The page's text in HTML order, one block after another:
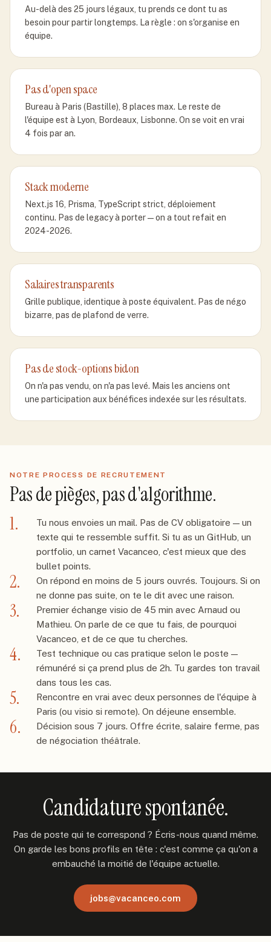
Au-delà des 25 jours légaux, tu prends ce dont tu as
besoin pour partir longtemps. La règle : on s'organise en
équipe.
Pas d'open space
Bureau à Paris (Bastille), 8 places max. Le reste de
l'équipe est à Lyon, Bordeaux, Lisbonne. On se voit en vrai
4 fois par an.
Stack moderne
Next.js 16, Prisma, TypeScript strict, déploiement
continu. Pas de legacy à porter — on a tout refait en
2024-2026.
Salaires transparents
Grille publique, identique à poste équivalent. Pas de négo
bizarre, pas de plafond de verre.
Pas de stock-options bidon
On n'a pas vendu, on n'a pas levé. Mais les anciens ont
une participation aux bénéfices indexée sur les résultats.
NOTRE PROCESS DE RECRUTEMENT
Pas de pièges, pas d'algorithme.
1.
Tu nous envoies un mail. Pas de CV obligatoire — un
texte qui te ressemble suffit. Si tu as un GitHub, un
portfolio, un carnet Vacanceo, c'est mieux que des
bullet points.
2.
On répond en moins de 5 jours ouvrés. Toujours. Si on
ne donne pas suite, on te le dit avec une raison.
3.
Premier échange visio de 45 min avec Arnaud ou
Mathieu. On parle de ce que tu fais, de pourquoi
Vacanceo, et de ce que tu cherches.
4.
Test technique ou cas pratique selon le poste —
rémunéré si ça prend plus de 2h. Tu gardes ton travail
dans tous les cas.
5.
Rencontre en vrai avec deux personnes de l'équipe à
Paris (ou visio si remote). On déjeune ensemble.
6.
Décision sous 7 jours. Offre écrite, salaire ferme, pas
de négociation théâtrale.
Candidature spontanée.
Pas de poste qui te correspond ? Écris-nous quand même.
On garde les bons profils en tête : c'est comme ça qu'on a
embauché la moitié de l'équipe actuelle.
jobs@vacanceo.com